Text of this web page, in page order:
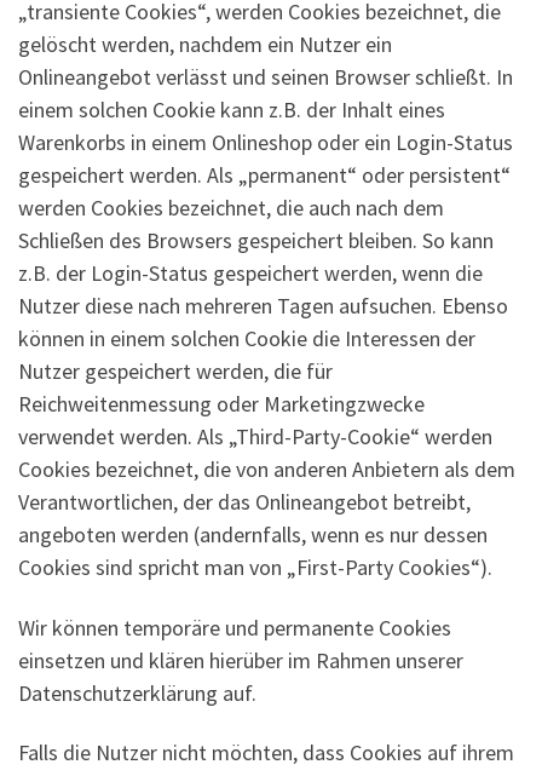
„transiente Cookies“, werden Cookies bezeichnet, die
gelöscht werden, nachdem ein Nutzer ein
Onlineangebot verlässt und seinen Browser schließt. In
einem solchen Cookie kann z.B. der Inhalt eines
Warenkorbs in einem Onlineshop oder ein Login-Status
gespeichert werden. Als „permanent“ oder persistent“
werden Cookies bezeichnet, die auch nach dem
Schließen des Browsers gespeichert bleiben. So kann
z.B. der Login-Status gespeichert werden, wenn die
Nutzer diese nach mehreren Tagen aufsuchen. Ebenso
können in einem solchen Cookie die Interessen der
Nutzer gespeichert werden, die für
Reichweitenmessung oder Marketingzwecke
verwendet werden. Als „Third-Party-Cookie“ werden
Cookies bezeichnet, die von anderen Anbietern als dem
Verantwortlichen, der das Onlineangebot betreibt,
angeboten werden (andernfalls, wenn es nur dessen
Cookies sind spricht man von „First-Party Cookies“).
Wir können temporäre und permanente Cookies
einsetzen und klären hierüber im Rahmen unserer
Datenschutzerklärung auf.
Falls die Nutzer nicht möchten, dass Cookies auf ihrem